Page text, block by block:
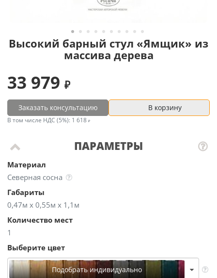
Высокий барный стул «Ямщик» из
массива дерева
ПАРАМЕТРЫ
Материал
Северная сосна
Габариты
0,47м х 0,55м х 1,1м
Количество мест
1
Выберите цвет
Подобрать индивидуально
33 979
Заказать консультацию В корзину
В том числе НДС (5%): 1 618